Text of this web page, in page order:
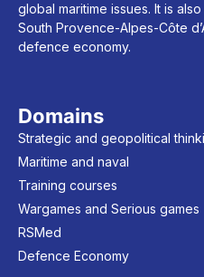
global maritime issues. It is
South Provence-Alpes-Côte
defence economy.
Domains
Strategic and geopolitical
Maritime and naval
Training courses
Wargames and Serious games
RSMed
Defence Economy